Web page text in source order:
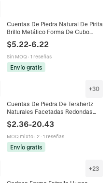
Cuentas De Piedra Natural De Pirita
Brillo Metálico Forma De Cubo
DIY
$5.22-6.22
Sin MOQ · 1 reseñas
Envío gratis
+30
Cuentas De Piedra De Terahertz
Naturales Facetadas Redondas
Sueltas Gris Metálico Suministros
Joyería DIY Cuentas Curativas
$2.36-20.43
MOQ mixto: 2· 1 reseñas
Envío gratis
+23